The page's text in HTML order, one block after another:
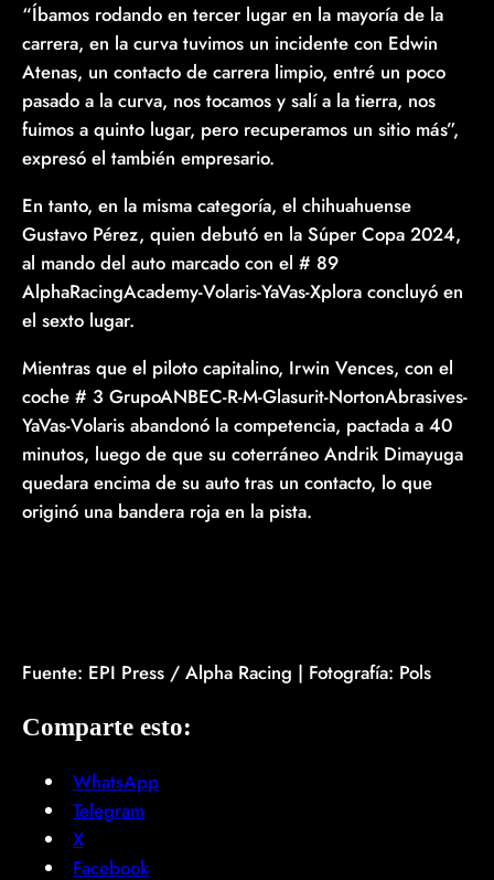
“Íbamos rodando en tercer lugar en la mayoría de la
carrera, en la curva tuvimos un incidente con Edwin
Atenas, un contacto de carrera limpio, entré un poco
pasado a la curva, nos tocamos y salí a la tierra, nos
fuimos a quinto lugar, pero recuperamos un sitio más”,
expresó el también empresario.
En tanto, en la misma categoría, el chihuahuense
Gustavo Pérez, quien debutó en la Súper Copa 2024,
al mando del auto marcado con el # 89
AlphaRacingAcademy-Volaris-YaVas-Xplora concluyó en
el sexto lugar.
Mientras que el piloto capitalino, Irwin Vences, con el
coche # 3 GrupoANBEC-R-M-Glasurit-NortonAbrasives-
YaVas-Volaris abandonó la competencia, pactada a 40
minutos, luego de que su coterráneo Andrik Dimayuga
quedara encima de su auto tras un contacto, lo que
originó una bandera roja en la pista.
Fuente: EPI Press / Alpha Racing | Fotografía: Pols
Comparte esto:
WhatsApp
Telegram
X
Facebook